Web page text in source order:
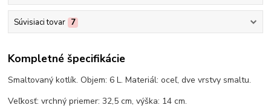
Súvisiaci tovar 7
Kompletné špecifikácie
Smaltovaný kotlík. Objem: 6 L. Materiál: oceľ, dve vrstvy smaltu.
Veľkosť: vrchný priemer: 32,5 cm, výška: 14 cm.